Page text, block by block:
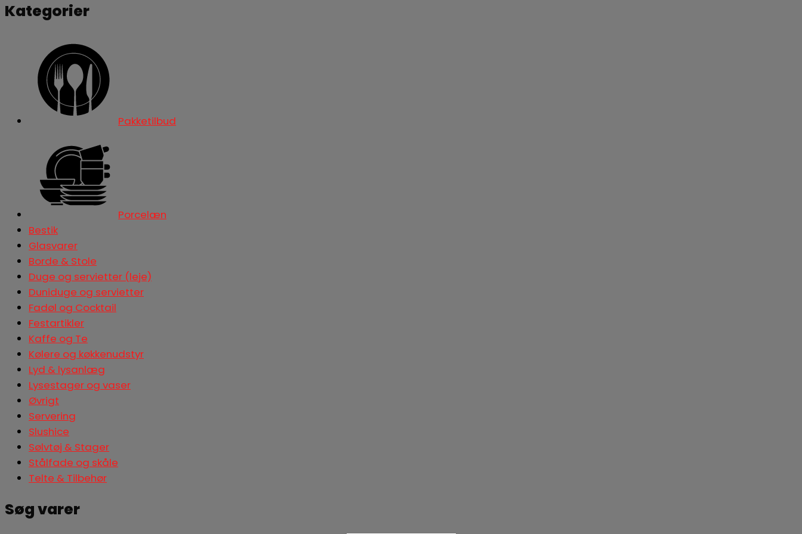
Kategorier
Pakketilbud
Porcelæn
Bestik
Glasvarer
Borde & Stole
Duge og servietter (leje)
Duniduge og servietter
Fadøl og Cocktail
Festartikler
Kaffe og Te
Kølere og køkkenudstyr
Lyd & lysanlæg
Lysestager og vaser
Øvrigt
Servering
Slushice
Sølvtøj & Stager
Stålfade og skåle
Telte & Tilbehør
Søg varer